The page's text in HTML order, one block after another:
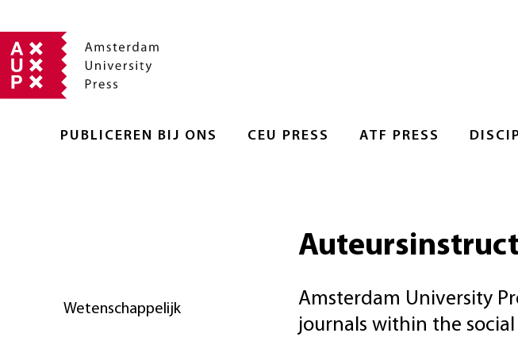
PUBLICEREN BIJ ONS CEU PRESS ATF PRESS
Wetenschappelijk
Amsterdam University
journals within the